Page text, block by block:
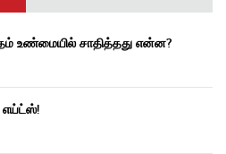
உண்மையில் சாதித்தது என்ன?
எய்ட்ஸ்!